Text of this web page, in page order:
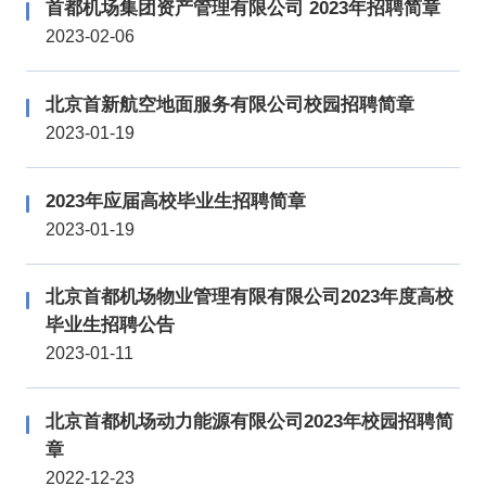
首都机场集团资产管理有限公司 2023年招聘简章
2023-02-06
北京首新航空地面服务有限公司校园招聘简章
2023-01-19
2023年应届高校毕业生招聘简章
2023-01-19
北京首都机场物业管理有限有限公司2023年度高校
毕业生招聘公告
2023-01-11
北京首都机场动力能源有限公司2023年校园招聘简
章
2022-12-23